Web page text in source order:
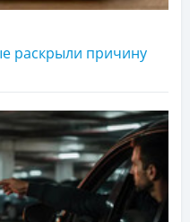
раскрыли причину